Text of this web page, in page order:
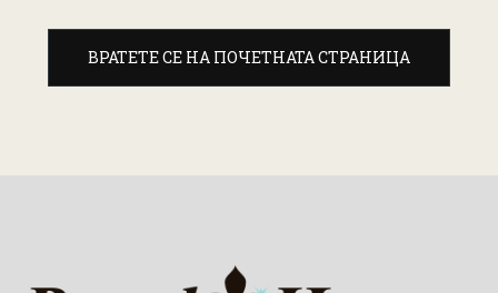
ВРАТЕТЕ СЕ НА ПОЧЕТНАТА СТРАНИЦА